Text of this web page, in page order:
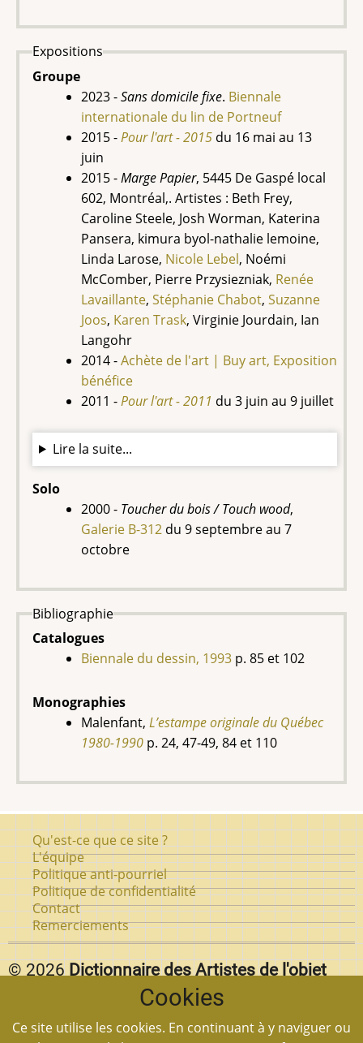
Expositions
Groupe
2023 -Sans domicile fixe. Biennale
internationale du lin de Portneuf
2015 -Pour l'art - 2015 du 16 mai au 13
juin
2015 -Marge Papier, 5445 De Gaspé local
602, Montréal,. Artistes : Beth Frey,
Caroline Steele, Josh Worman, Katerina
Pansera, kimura byol-nathalie lemoine,
Linda Larose, Nicole Lebel, Noémi
McComber, Pierre Przysiezniak, Renée
Lavaillante, Stéphanie Chabot, Suzanne
Joos, Karen Trask, Virginie Jourdain, Ian
Langohr
2014 -Achète de l'art | Buy art, Exposition
bénéfice
2011 -Pour l'art - 2011 du 3 juin au 9 juillet
Lire la suite...
Solo
2000 - Toucher du bois / Touch wood,
Galerie B-312 du 9 septembre au 7
octobre
Bibliographie
Catalogues
Biennale du dessin, 1993 p. 85 et 102
Monographies
Malenfant, L’estampe originale du Québec
1980-1990 p. 24, 47-49, 84 et 110
Pied
de
page
Qu'est-ce que ce site ?
L'équipe
Politique anti-pourriel
Politique de confidentialité
Contact
Remerciements
© 2026 Dictionnaire des Artistes de l'objet
Vous pouvez reproduire textuellement des pages de
Cookies
Ce site utilise les cookies. En continuant à y naviguer ou